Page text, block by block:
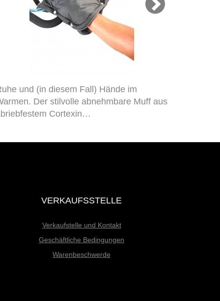
und (in diesem Fall) Hände im
Der stilvolle abnehmbare Muff aus
Cortexin…
VERKAUFSSTELLE
Verkaufstelle und Kontakt
Geschäftliche Bedingungen
Warenbeschwerde